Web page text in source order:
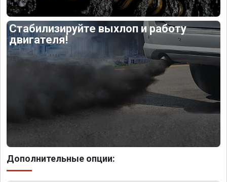
Стабилизируйте выхлоп и работу
двигателя!
Дополнительные опции: